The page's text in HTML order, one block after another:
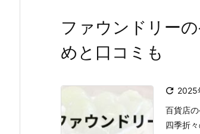
ファウンドリー
めと口コミも
 2025
百貨店
四季折